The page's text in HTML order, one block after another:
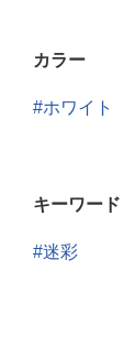
カラー
ホワイト
キーワード
迷彩